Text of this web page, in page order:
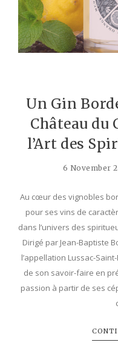
Un Gin
Château du
l’Art des
6 November
Au cœur des vignobles
pour ses vins de
dans l’univers des
Dirigé par Jean-Baptiste
l’appellation Lussac-
de son savoir-faire en
passion à partir de ses